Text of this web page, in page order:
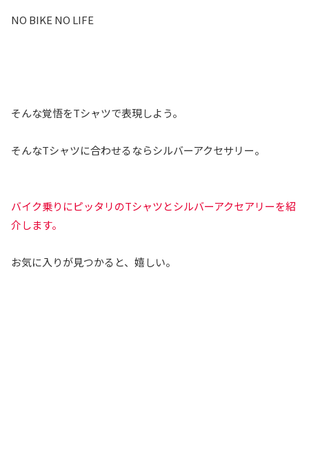
NO BIKE NO LIFE
そんな覚悟をTシャツで表現しよう。
そんなTシャツに合わせるならシルバーアクセサリー。
バイク乗りにピッタリのTシャツとシルバーアクセアリーを紹
介します。
お気に入りが見つかると、嬉しい。